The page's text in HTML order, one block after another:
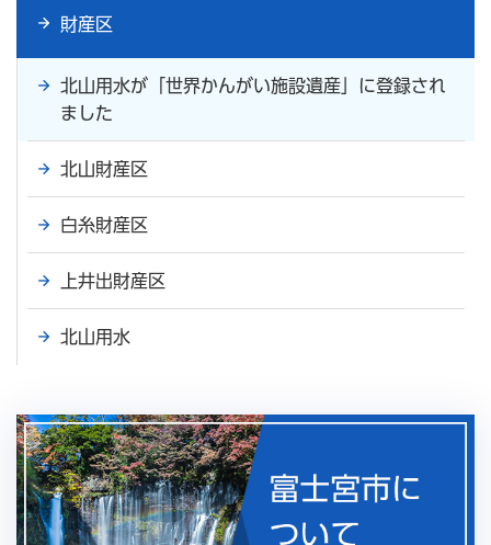
財産区
北山用水が「世界かんがい施設遺産」に登録され
ました
北山財産区
白糸財産区
上井出財産区
北山用水